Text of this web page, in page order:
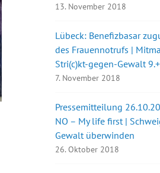
13. November 2018
Lübeck: Benefizbasar
des Frauennotrufs |
Stri(c)kt-gegen-Gewalt
7. November 2018
Pressemitteilung
NO – My life first |
Gewalt überwinden
26. Oktober 2018